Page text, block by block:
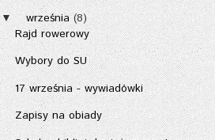
▼ września (8)
Rajd rowerowy
Wybory do SU
17 września - wywiadówki
Zapisy na obiady